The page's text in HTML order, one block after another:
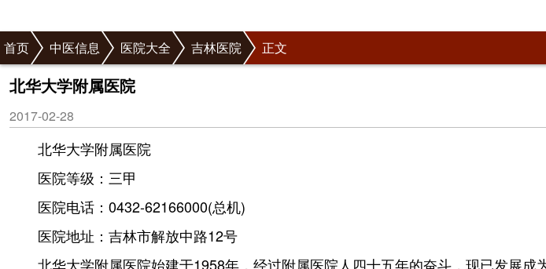
首页 中医信息 医院大全 吉林医院 正文
北华大学附属医院
2017-02-28
北华大学附属医院
医院等级：三甲
医院电话：0432-62166000(总机)
医院地址：吉林市解放中路12号
北华大学附属医院始建于1958年，经过附属医院人四十五年的奋斗，现已发展